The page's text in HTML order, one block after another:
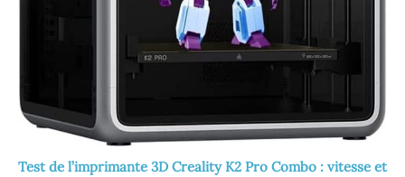
Test de l’imprimante 3D Creality K2 Pro Combo : vitesse et